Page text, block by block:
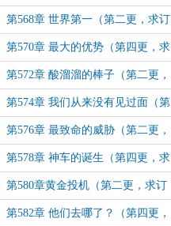
阅）
第568章 世界第一（第二更，求订
阅）
第570章 最大的优势（第四更，求
订阅）
第572章 酸溜溜的棒子（第二更，
求订阅）
第574章 我们从来没有见过面（第
四更，求订阅）
第576章 最致命的威胁（第二更，
求订阅）
第578章 神车的诞生（第四更，求
订阅）
第580章黄金投机（第二更，求订
阅）
第582章 他们去哪了？（第四更，